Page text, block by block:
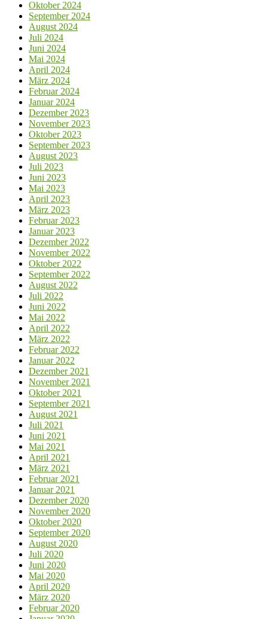
Oktober 2024
September 2024
August 2024
Juli 2024
Juni 2024
Mai 2024
April 2024
März 2024
Februar 2024
Januar 2024
Dezember 2023
November 2023
Oktober 2023
September 2023
August 2023
Juli 2023
Juni 2023
Mai 2023
April 2023
März 2023
Februar 2023
Januar 2023
Dezember 2022
November 2022
Oktober 2022
September 2022
August 2022
Juli 2022
Juni 2022
Mai 2022
April 2022
März 2022
Februar 2022
Januar 2022
Dezember 2021
November 2021
Oktober 2021
September 2021
August 2021
Juli 2021
Juni 2021
Mai 2021
April 2021
März 2021
Februar 2021
Januar 2021
Dezember 2020
November 2020
Oktober 2020
September 2020
August 2020
Juli 2020
Juni 2020
Mai 2020
April 2020
März 2020
Februar 2020